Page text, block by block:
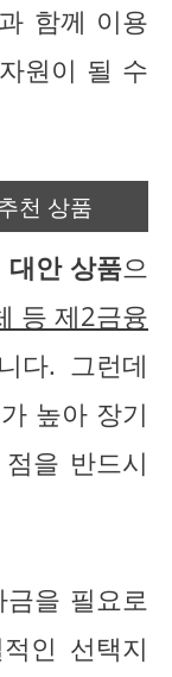
함께 이용
원이 될 수
천 상품
대안 상품으
등 제2금융
다. 그런데
높아 장기
을 반드시
을 필요로
인 선택지